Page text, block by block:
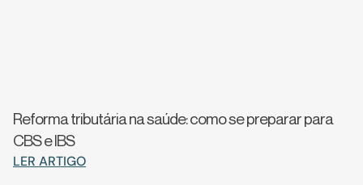
Reforma tributária na saúde: como se preparar para
CBS e IBS
LER ARTIGO